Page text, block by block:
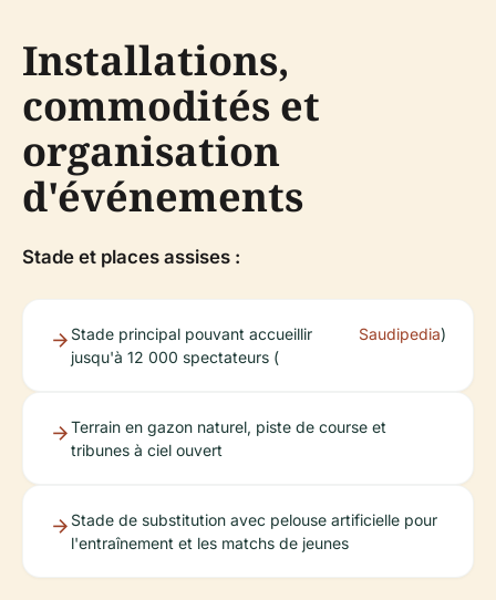
Installations,
commodités et
organisation
d'événements
Stade et places assises :
Stade principal pouvant accueillir
jusqu'à 12 000 spectateurs (
Saudipedia)
Terrain en gazon naturel, piste de course et
tribunes à ciel ouvert
Stade de substitution avec pelouse artificielle pour
l'entraînement et les matchs de jeunes